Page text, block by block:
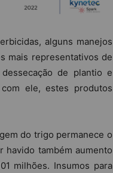
alguns manejos
mais representativos de
de plantio e
ele, estes produtos
do trigo permanece o
também aumento
milhões. Insumos para